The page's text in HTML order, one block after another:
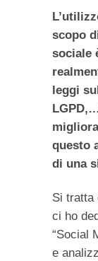
scopo
sociale
leggi
questo
di una
Si tratta
ci ho
“Social
e